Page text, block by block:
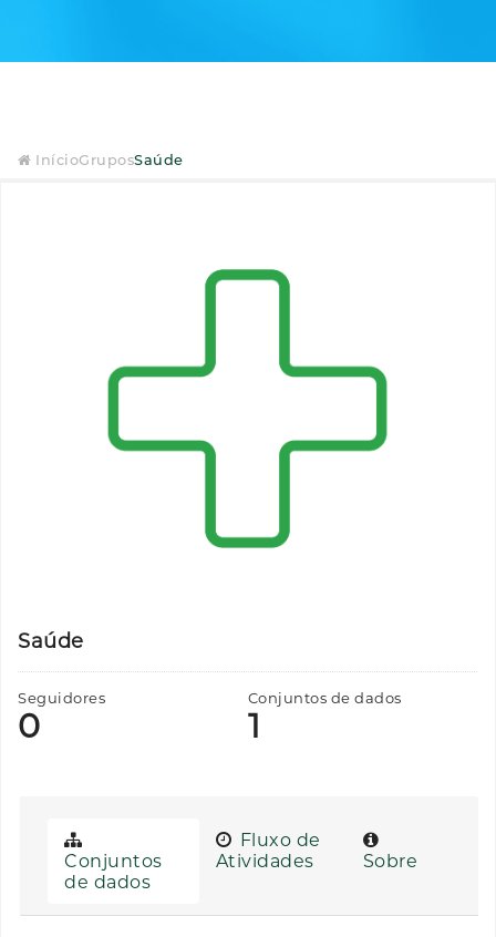
InícioGruposSaúde
Saúde
Seguidores
0
Conjuntos de dados
1
Conjuntos
de dados
Fluxo de
Atividades
Sobre